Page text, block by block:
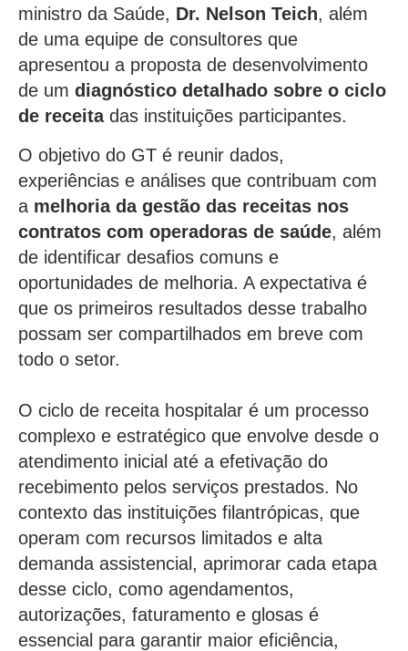
ministro da Saúde, Dr. Nelson Teich, além
de uma equipe de consultores que
apresentou a proposta de desenvolvimento
de um diagnóstico detalhado sobre o ciclo
de receitadas instituições participantes.
O objetivo do GT é reunir dados,
experiências e análises que contribuam com
a melhoria da gestão das receitas nos
contratos com operadoras de saúde, além
de identificar desafios comuns e
oportunidades de melhoria. A expectativa é
que os primeiros resultados desse trabalho
possam ser compartilhados em breve com
todo o setor.
O ciclo de receita hospitalar é um processo
complexo e estratégico que envolve desde o
atendimento inicial até a efetivação do
recebimento pelos serviços prestados. No
contexto das instituições filantrópicas, que
operam com recursos limitados e alta
demanda assistencial, aprimorar cada etapa
desse ciclo, como agendamentos,
autorizações, faturamento e glosas é
essencial para garantir maior eficiência,